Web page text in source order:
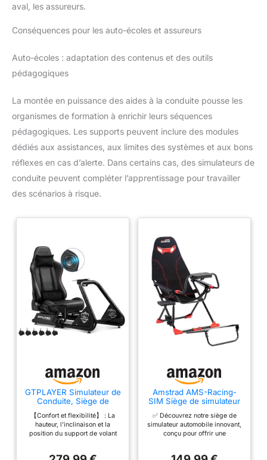
aval, les assureurs.
Conséquences pour les auto-écoles et assureurs
Auto-écoles : adaptation des contenus et des outils
pédagogiques
La montée en puissance des aides à la conduite pousse les
organismes de formation à enrichir leurs séquences
pédagogiques. Les supports peuvent inclure des modules
dédiés aux assistances, aux limites des systèmes et aux bons
réflexes en cas d’alerte. Dans certains cas, des simulateurs de
conduite peuvent compléter l’apprentissage pour travailler
des scénarios à risque.
GTPLAYER Simulateur de
Conduite, Siège de
Simulation pour PC avec
Haut-Parleurs, Support
pour Volant et Pédalier
【Confort et flexibilité】 : La
hauteur, l'inclinaison et la
position du support de volant
Amstrad AMS-Racing-
SIM Siège de simulateur
Volant & Levier de
Vitesse - 3 Niveaux de
réglage Hauteur
✅ Découvrez notre siège de
simulateur automobile innovant,
conçu pour offrir une